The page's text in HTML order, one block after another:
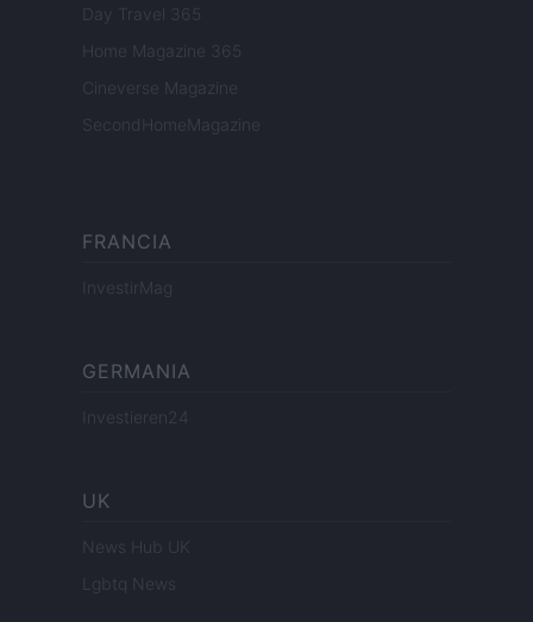
Day Travel 365
Home Magazine 365
Cineverse Magazine
SecondHomeMagazine
FRANCIA
InvestirMag
GERMANIA
Investieren24
UK
News Hub UK
Lgbtq News